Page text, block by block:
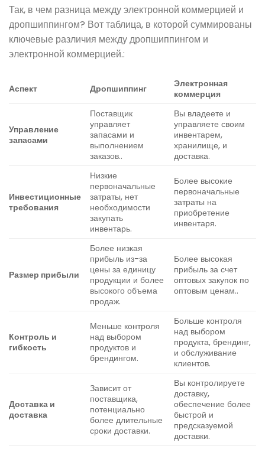
Так, в чем разница между электронной коммерцией и
дропшиппингом? Вот таблица, в которой суммированы
ключевые различия между дропшиппингом и
электронной коммерцией.:
Аспект Дропшиппинг
Электронная
коммерция
Управление
запасами
Поставщик
управляет
запасами и
выполнением
заказов..
Вы владеете и
управляете своим
инвентарем,
хранилище, и
доставка.
Инвестиционные
требования
Низкие
первоначальные
затраты, нет
необходимости
закупать
инвентарь.
Более высокие
первоначальные
затраты на
приобретение
инвентаря.
Размер прибыли
Более низкая
прибыль из-за
цены за единицу
продукции и более
высокого объема
продаж.
Более высокая
прибыль за счет
оптовых закупок по
оптовым ценам..
Контроль и
гибкость
Меньше контроля
над выбором
продуктов и
брендингом.
Больше контроля
над выбором
продукта, брендинг,
и обслуживание
клиентов.
Доставка и
доставка
Зависит от
поставщика,
потенциально
более длительные
сроки доставки.
Вы контролируете
доставку,
обеспечение более
быстрой и
предсказуемой
доставки.